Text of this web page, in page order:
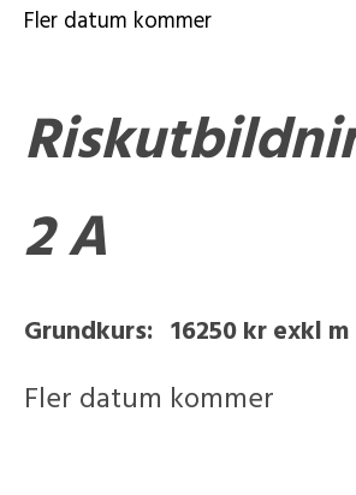
Fler datum kommer
2 A
Grundkurs: 16250 kr exkl m
Fler datum kommer